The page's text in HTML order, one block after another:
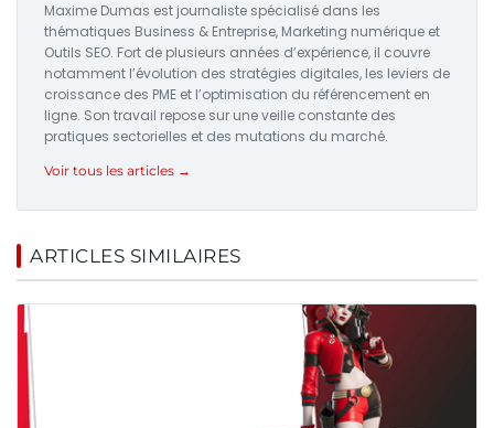
Maxime Dumas est journaliste spécialisé dans les
thématiques Business & Entreprise, Marketing numérique et
Outils SEO. Fort de plusieurs années d’expérience, il couvre
notamment l’évolution des stratégies digitales, les leviers de
croissance des PME et l’optimisation du référencement en
ligne. Son travail repose sur une veille constante des
pratiques sectorielles et des mutations du marché.
Voir tous les articles →
ARTICLES SIMILAIRES